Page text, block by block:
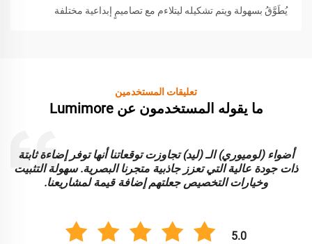
يُطَوَّقُ بسهولة ويتم تشكيله ليتلاءم مع تصاميمٍ إبداعية مختلفة
تعليقات المستخدمين
ما يقوله المستخدمون عن Lumimore
أضواء (لوميوري) الـ (ليد) تجاوزت توقعاتنا أنها توفر إضاءة ثابتة
ذات جودة عالية التي تعزز جاذبية متجرنا البصرية. سهولة التثبيت
وخيارات التخصيص جعلتهم إضافة قيمة لمشاريعنا.
5.0